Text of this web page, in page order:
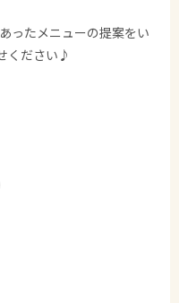
ったメニューの提案をい
ください♪